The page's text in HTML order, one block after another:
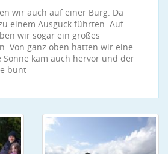
wir auch auf einer Burg. Da
einem Ausguck führten. Auf
wir sogar ein großes
Von ganz oben hatten wir eine
Sonne kam auch hervor und der
bunt